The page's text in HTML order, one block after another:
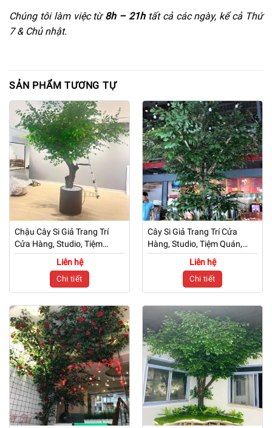
Chúng tôi làm việc từ8h – 21h tất cả các ngày, kể cả Thứ
7 & Chủ nhật.
SẢN PHẨM TƯƠNG TỰ
Chậu Cây Si Giả Trang Trí
Cửa Hàng, Studio, Tiệm
Quán, Văn Phòng, Nhà Cửa
– Cao 2m3 – Mã: PN-
Liên hệ
Chi tiết
Cây Si Giả Trang Trí Cửa
Hàng, Studio, Tiệm Quán,
Văn Phòng, Nhà Cửa – Cao
3m5 – Mã: PN-CG0251
Liên hệ
Chi tiết